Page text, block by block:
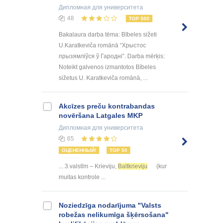
Дипломная для университета
48
TOP 500
Bakalaura darba tēma: Bībeles sižeti
U.Karatkeviča romānā “Хрыстос
прызямліўся ў Гародні”. Darba mērķis:
Noteikt galvenos izmantotos Bībeles
sižetus U. Karatkeviča romānā, ...
Akcīzes preču kontrabandas
novēršana Latgales MKP
Дипломная для университета
65
ОЦЕНЕННЫЙ! TOP 50
... 3.valstīm – Krieviju, Baltkrieviju
(kur
muitas kontrole ...
Noziedzīga nodarījuma "Valsts
robežas nelikumīga šķērsošana"